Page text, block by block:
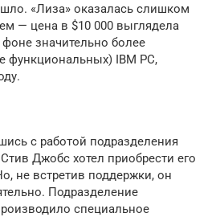
«Лиза» оказалась слишком
— цена в $10 000 выглядела
значительно более
функциональных) IBM PC,
с работой подразделения
Джобс хотел приобрести его
не встретив поддержки, он
Подразделение
специальное